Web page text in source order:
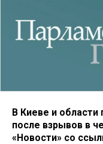
В Киеве и
после взрывов в
«Новости» со